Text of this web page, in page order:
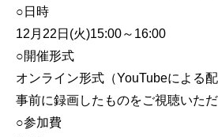
○日時
12月22日(火)15:00～16:00
○開催形式
オンライン形式（YouTubeによる配
事前に録画したものをご視聴いただ
○参加費